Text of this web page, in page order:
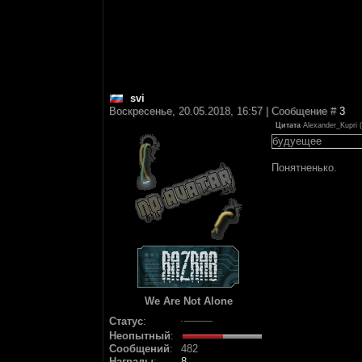
svi
Воскресенье, 20.05.2018, 16:57 | Сообщение # 3
We Are Not Alone
Статус:
Неопытный:
Сообщений:
482
Цитата Alexander_Kupri (
будуещее
Понятненько.